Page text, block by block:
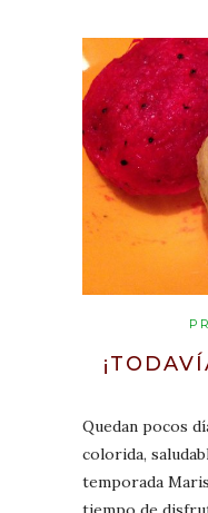
Quedan pocos
colorida,
temporada